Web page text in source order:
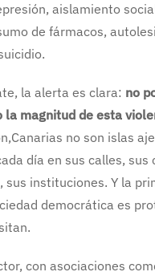
aislamiento
de fármacos,
la alerta es clara: no
la magnitud de esta
no son islas
día en sus calles, sus
sus instituciones. Y la
democrática es
con asociaciones